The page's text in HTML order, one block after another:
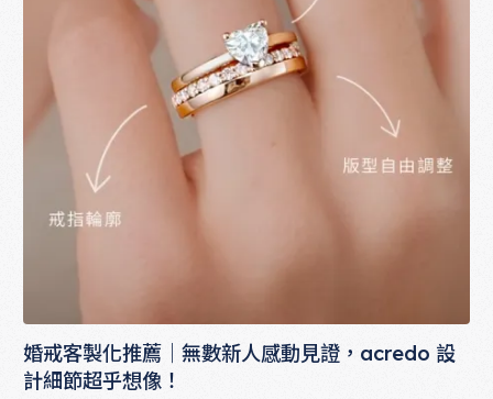
婚戒客製化推薦｜無數新人感動見證，acredo 設
計細節超乎想像！